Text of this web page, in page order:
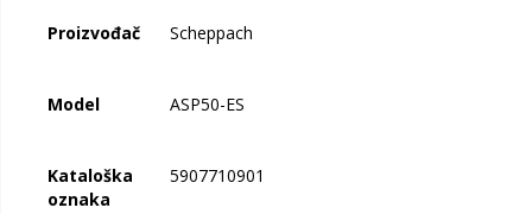
Proizvođač Scheppach
Model ASP50-ES
Kataloška
oznaka
5907710901